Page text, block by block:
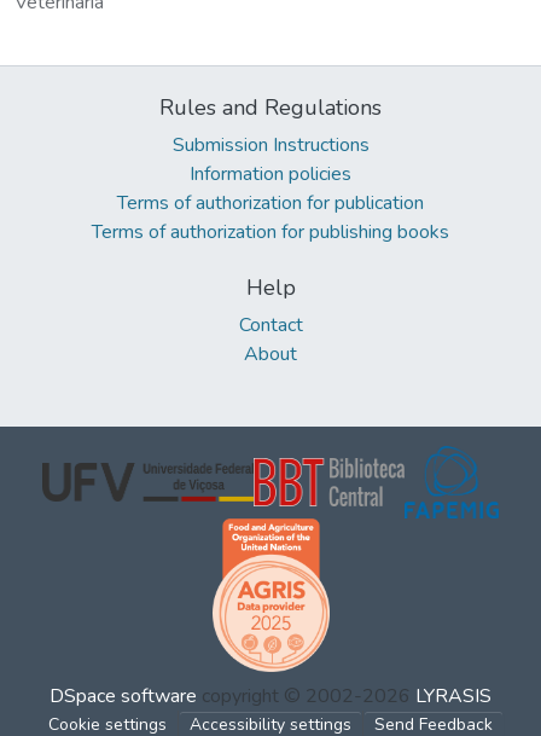
Rules and Regulations
Submission Instructions
Information policies
Terms of authorization for publication
Terms of authorization for publishing books
Help
Contact
About
DSpace software copyright © 2002-2026 LYRASIS
Cookie settings Accessibility settings Send Feedback